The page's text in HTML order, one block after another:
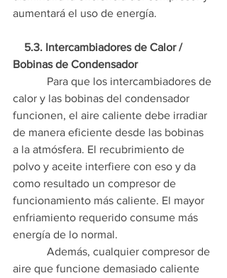
aumentará el uso de energía.
Bobinas de Condensador
calor y las bobinas del condensador
funcionen, el aire caliente debe irradiar
de manera eficiente desde las bobinas
a la atmósfera. El recubrimiento de
polvo y aceite interfiere con eso y da
como resultado un compresor de
funcionamiento más caliente. El mayor
enfriamiento requerido consume más
energía de lo normal.
aire que funcione demasiado caliente